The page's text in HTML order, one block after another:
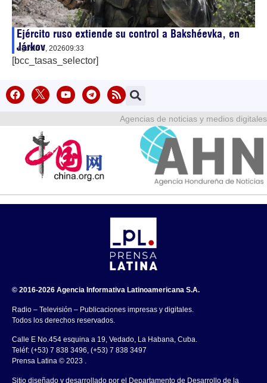
Ejército ruso extiende su control a Bakshéevka, en
Járkov
agosto 4, 202609:33
[bcc_tasas_selector]
Agencias de noticias y medios digitales
© 2016-2026 Agencia Informativa Latinoamericana S.A.
Radio – Televisión – Publicaciones impresas y digitales.
Todos los derechos reservados.
Calle E No.454 esquina a 19, Vedado, La Habana, Cuba.
Teléf: (+53) 7 838 3496, (+53) 7 838 3497
Prensa Latina © 2023 .
Sitio diseñado y desarrollado por el Departamento de Desarrollo de la